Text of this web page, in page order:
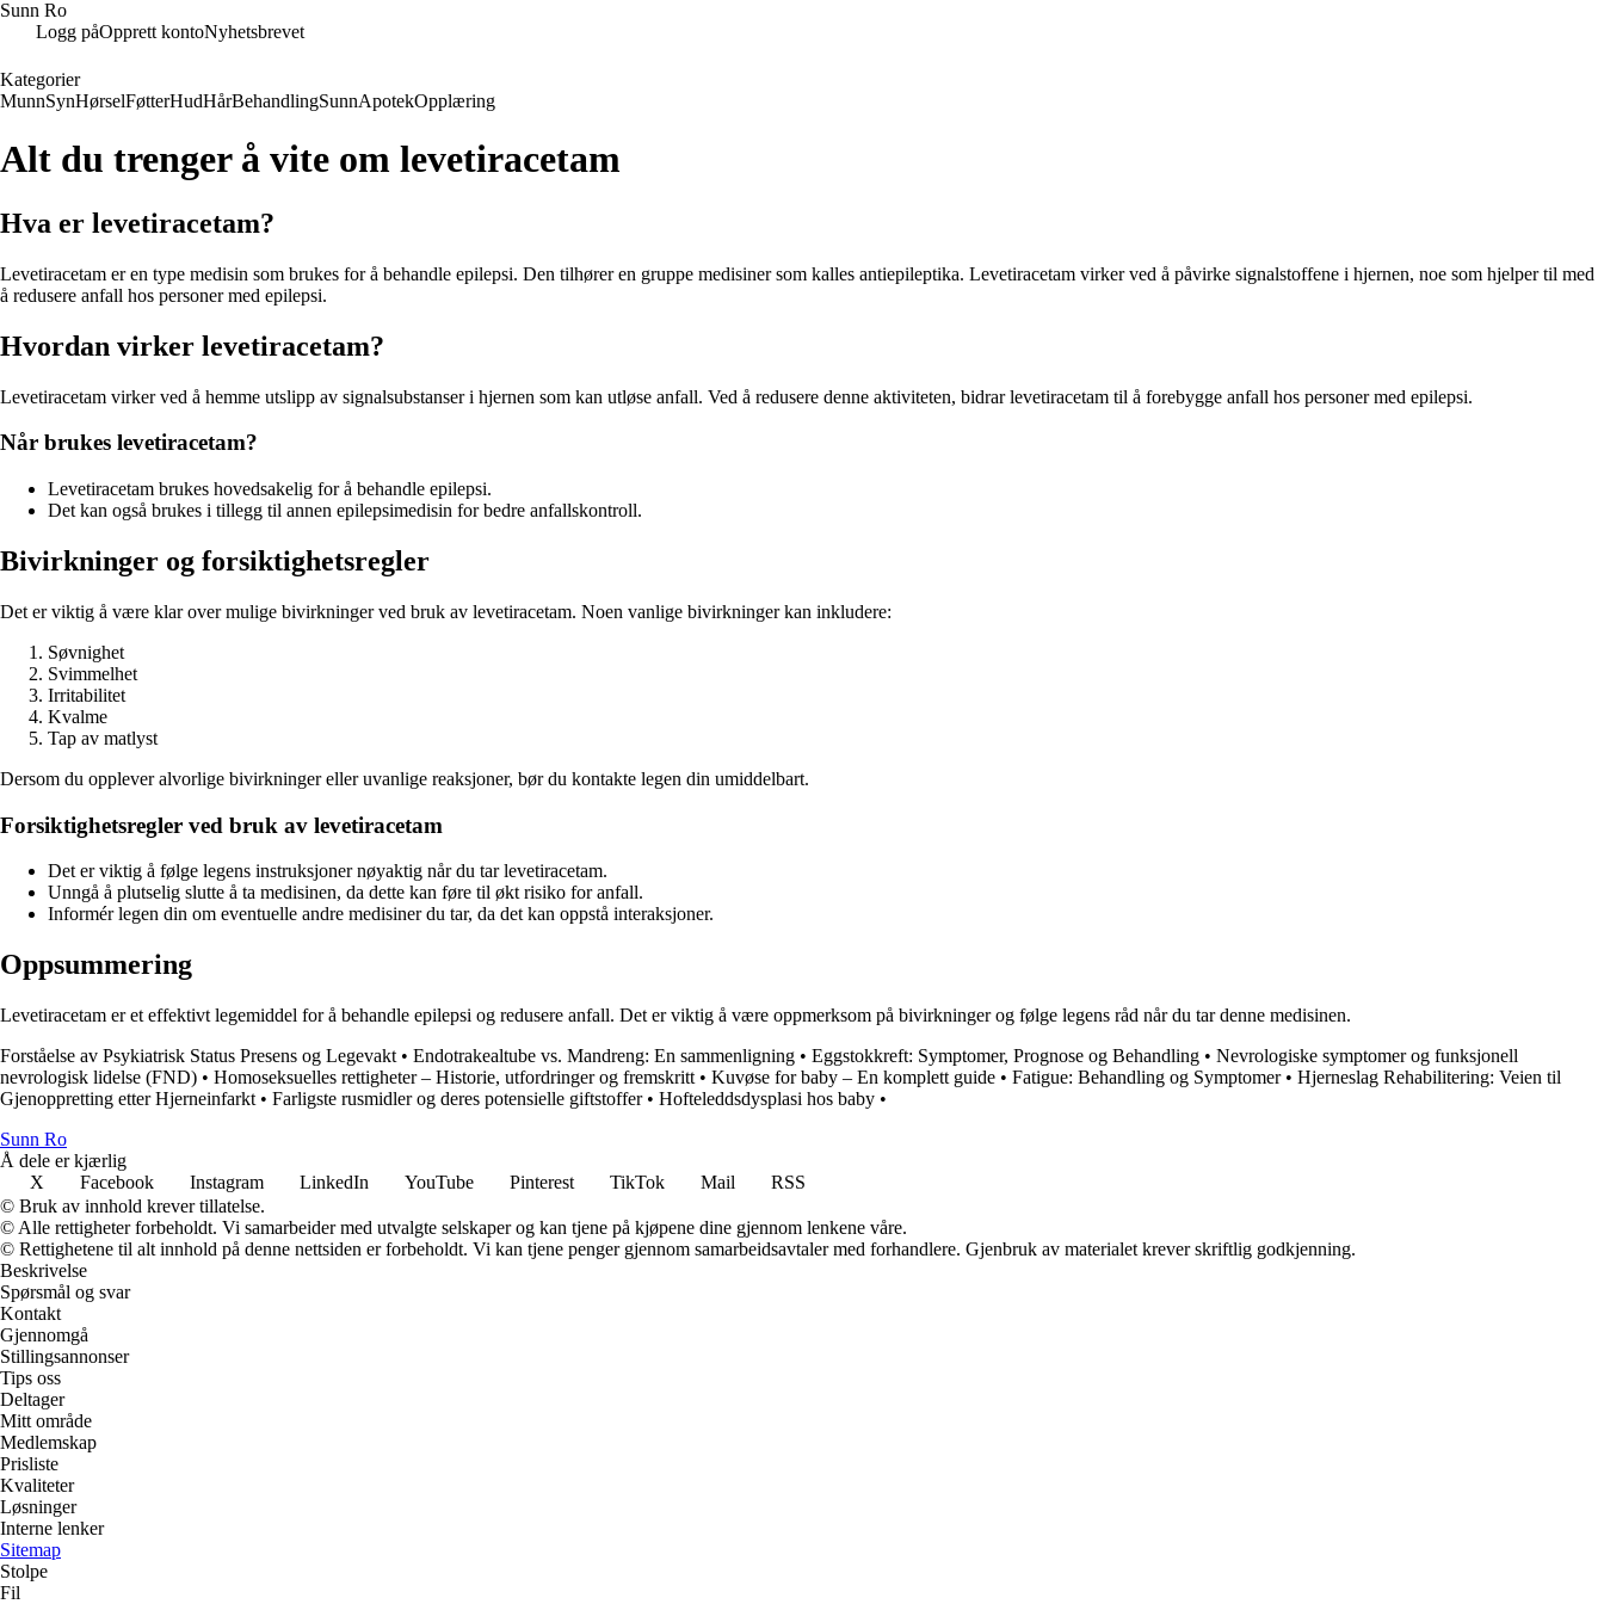
Sunn Ro
Logg påOpprett kontoNyhetsbrevet
Kategorier
MunnSynHørselFøtterHudHårBehandlingSunnApotekOpplæring
Alt du trenger å vite om levetiracetam
Hva er levetiracetam?
Levetiracetam er en type medisin som brukes for å behandle epilepsi. Den tilhører en gruppe medisiner som kalles antiepileptika. Levetiracetam virker ved å påvirke signalstoffene i hjernen, noe som hjelper til med
å redusere anfall hos personer med epilepsi.
Hvordan virker levetiracetam?
Levetiracetam virker ved å hemme utslipp av signalsubstanser i hjernen som kan utløse anfall. Ved å redusere denne aktiviteten, bidrar levetiracetam til å forebygge anfall hos personer med epilepsi.
Når brukes levetiracetam?
Levetiracetam brukes hovedsakelig for å behandle epilepsi.
Det kan også brukes i tillegg til annen epilepsimedisin for bedre anfallskontroll.
Bivirkninger og forsiktighetsregler
Det er viktig å være klar over mulige bivirkninger ved bruk av levetiracetam. Noen vanlige bivirkninger kan inkludere:
Søvnighet
Svimmelhet
Irritabilitet
Kvalme
Tap av matlyst
Dersom du opplever alvorlige bivirkninger eller uvanlige reaksjoner, bør du kontakte legen din umiddelbart.
Forsiktighetsregler ved bruk av levetiracetam
Det er viktig å følge legens instruksjoner nøyaktig når du tar levetiracetam.
Unngå å plutselig slutte å ta medisinen, da dette kan føre til økt risiko for anfall.
Informér legen din om eventuelle andre medisiner du tar, da det kan oppstå interaksjoner.
Oppsummering
Levetiracetam er et effektivt legemiddel for å behandle epilepsi og redusere anfall. Det er viktig å være oppmerksom på bivirkninger og følge legens råd når du tar denne medisinen.
Forståelse av Psykiatrisk Status Presens og Legevakt • Endotrakealtube vs. Mandreng: En sammenligning • Eggstokkreft: Symptomer, Prognose og Behandling • Nevrologiske symptomer og funksjonell
nevrologisk lidelse (FND) • Homoseksuelles rettigheter – Historie, utfordringer og fremskritt • Kuvøse for baby – En komplett guide • Fatigue: Behandling og Symptomer• Hjerneslag Rehabilitering: Veien til
Gjenoppretting etter Hjerneinfarkt • Farligste rusmidler og deres potensielle giftstoffer• Hofteleddsdysplasi hos baby •
Sunn Ro
Å dele er kjærlig
X
Facebook Instagram LinkedIn YouTube Pinterest TikTok Mail
RSS
© Bruk av innhold krever tillatelse.
© Alle rettigheter forbeholdt. Vi samarbeider med utvalgte selskaper og kan tjene på kjøpene dine gjennom lenkene våre.
© Rettighetene til alt innhold på denne nettsiden er forbeholdt. Vi kan tjene penger gjennom samarbeidsavtaler med forhandlere. Gjenbruk av materialet krever skriftlig godkjenning.
Beskrivelse
Spørsmål og svar
Kontakt
Gjennomgå
Stillingsannonser
Tips oss
Deltager
Mitt område
Medlemskap
Prisliste
Kvaliteter
Løsninger
Interne lenker
Sitemap
Stolpe
Fil